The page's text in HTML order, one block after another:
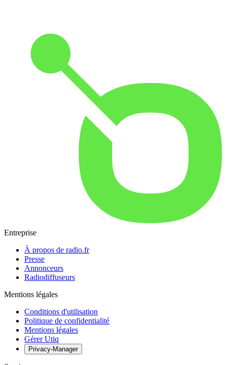
Entreprise
À propos de radio.fr
Presse
Annonceurs
Radiodiffuseurs
Mentions légales
Conditions d'utilisation
Politique de confidentialité
Mentions légales
Gérer Utiq
Privacy-Manager